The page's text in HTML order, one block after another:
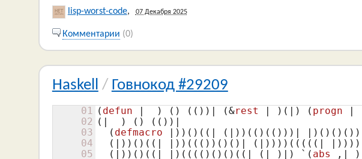
lisp-worst-code, 07 Декабря 2025
Комментарии (0)
Haskell / Говнокод #29209
01
02
03
04
05
( defun |  ) () (() )| (&rest | ) (|) ( progn |
(|  )
() (() )|
( defmacro |) ) () ((| (|) ) (() (() ))| |) () () ()
(|) ) () ((| |) ) ((() ) () () | (|) ))) (((((| |)
(|) ) () ((| |) (((() () () ((| (| ) |) ` ( abs ,| )